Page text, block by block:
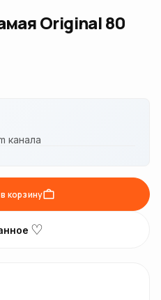
Original 80
канала
корзину
♡